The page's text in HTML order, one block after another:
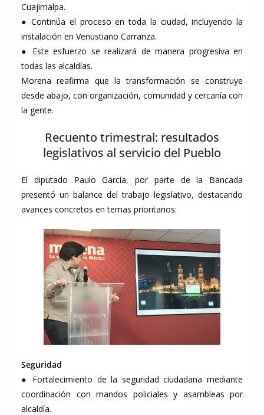
Cuajimalpa.
● Continúa el proceso en toda la ciudad, incluyendo la
instalación en Venustiano Carranza.
● Este esfuerzo se realizará de manera progresiva en
todas las alcaldías.
Morena reafirma que la transformación se construye
desde abajo, con organización, comunidad y cercanía con
la gente.
Recuento trimestral: resultados
legislativos al servicio del Pueblo
El diputado Paulo García, por parte de la Bancada
presentó un balance del trabajo legislativo, destacando
avances concretos en temas prioritarios:
Seguridad
● Fortalecimiento de la seguridad ciudadana mediante
coordinación con mandos policiales y asambleas por
alcaldía.